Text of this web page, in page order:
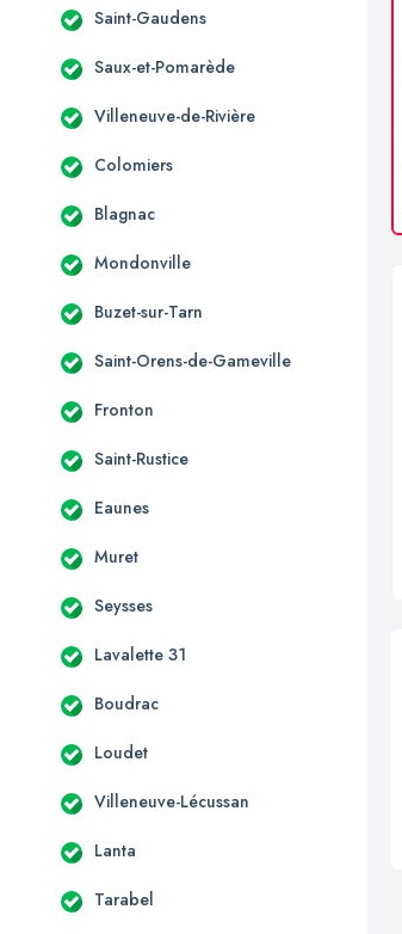
Saint-Gaudens
Saux-et-Pomarède
Villeneuve-de-Rivière
Colomiers
Blagnac
Mondonville
Buzet-sur-Tarn
Saint-Orens-de-Gameville
Fronton
Saint-Rustice
Eaunes
Muret
Seysses
Lavalette 31
Boudrac
Loudet
Villeneuve-Lécussan
Lanta
Tarabel